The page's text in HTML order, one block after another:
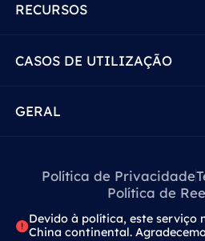
RECURSOS
CASOS DE UTILIZAÇÃO
GERAL
Política de Privacidade
Política de
Devido à política, este serviço
China continental.